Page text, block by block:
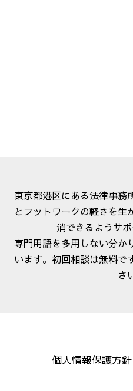
東京都港区にある法律事務
とフットワークの軽さを生
消できるようサポ
専門用語を多用しない分か
います。初回相談は無料で
さ
個人情報保護方針